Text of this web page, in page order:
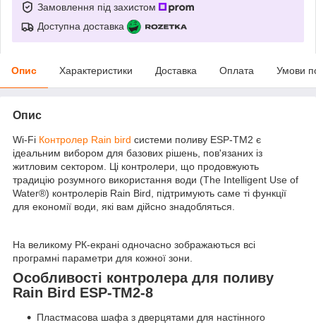
Замовлення під захистом
Доступна доставка
Опис Характеристики Доставка Оплата Умови
Опис
Wi-Fi Контролер Rain bird системи поливу ESP-TM2 є
ідеальним вибором для базових рішень, пов'язаних із
житловим сектором. Ці контролери, що продовжують
традицію розумного використання води (The Intelligent Use of
Water®) контролерів Rain Bird, підтримують саме ті функції
для економії води, які вам дійсно знадобляться.
На великому РК-екрані одночасно зображаються всі
програмні параметри для кожної зони.
Особливості контролера для поливу
Rain Bird ESP-TM2-8
Пластмасова шафа з дверцятами для настінного